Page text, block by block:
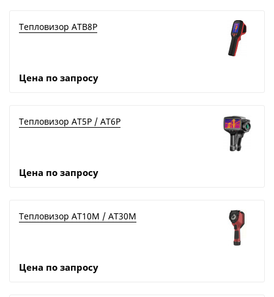
Тепловизор ATB8P
Цена по запросу
Тепловизор AT5P / AT6P
Цена по запросу
Тепловизор AT10M / AT30M
Цена по запросу